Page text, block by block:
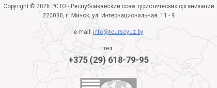
Copyright © 2026 РСТО - Республиканский союз туристических организаций
220030, г. Минск, ул. Интернациональная, 11 - 9
e-mail:info@toursoyuz.by
тел.
+375 (29) 618-79-95